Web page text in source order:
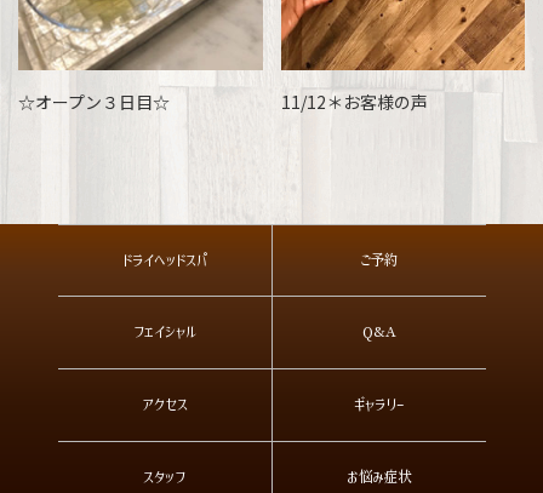
☆オープン３日目☆ 11/12＊お客様の声
ドライヘッドスパ ご予約
フェイシャル Q&A
アクセス ギャラリー
スタッフ お悩み症状